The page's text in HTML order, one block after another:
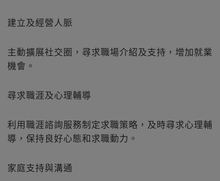
建立及經營人脈
主動擴展社交圈，尋求職場介紹及支持，增加就業
機會。
尋求職涯及心理輔導
利用職涯諮詢服務制定求職策略，及時尋求心理輔
導，保持良好心態和求職動力。
家庭支持與溝通